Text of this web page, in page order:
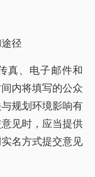
径
真、电子邮件和
内将填写的公众
规划环境影响有
见时，应当提供
名方式提交意见